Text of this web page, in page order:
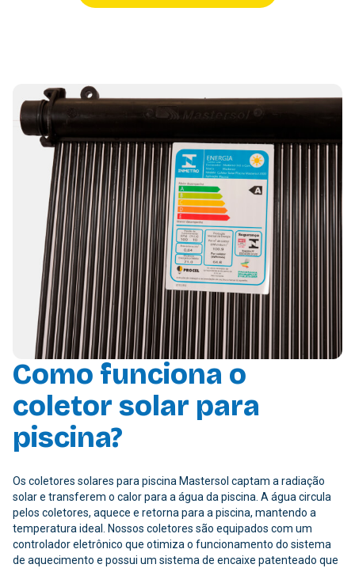
Como funciona o
coletor solar para
piscina?
Os coletores solares para piscina Mastersol captam a radiação
solar e transferem o calor para a água da piscina. A água circula
pelos coletores, aquece e retorna para a piscina, mantendo a
temperatura ideal. Nossos coletores são equipados com um
controlador eletrônico que otimiza o funcionamento do sistema
de aquecimento e possui um sistema de encaixe patenteado que